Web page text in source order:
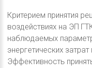
Критерием принятия
воздействиях на ЭП
наблюдаемых
энергетических
Эффективность